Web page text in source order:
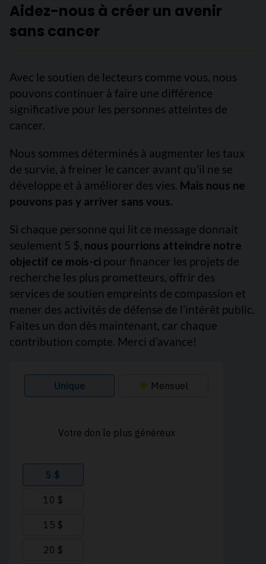
Aidez-nous à créer un avenir
sans cancer
Avec le soutien de lecteurs comme vous, nous
pouvons continuer à faire une différence
significative pour les personnes atteintes de
cancer.
Nous sommes déterminés à augmenter les taux
de survie, à freiner le cancer avant qu’il ne se
développe et à améliorer des vies. Mais nous ne
pouvons pas y arriver sans vous.
Si chaque personne qui lit ce message donnait
seulement 5 $, nous pourrions atteindre notre
objectif ce mois-ci pour financer les projets de
recherche les plus prometteurs, offrir des
services de soutien empreints de compassion et
mener des activités de défense de l’intérêt public.
Faites un don dès maintenant, car chaque
contribution compte. Merci d’avance!